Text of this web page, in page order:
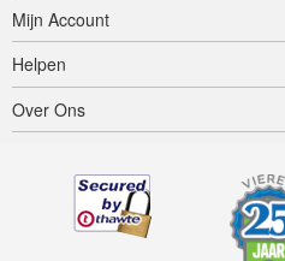
Mijn Account
Helpen
Over Ons